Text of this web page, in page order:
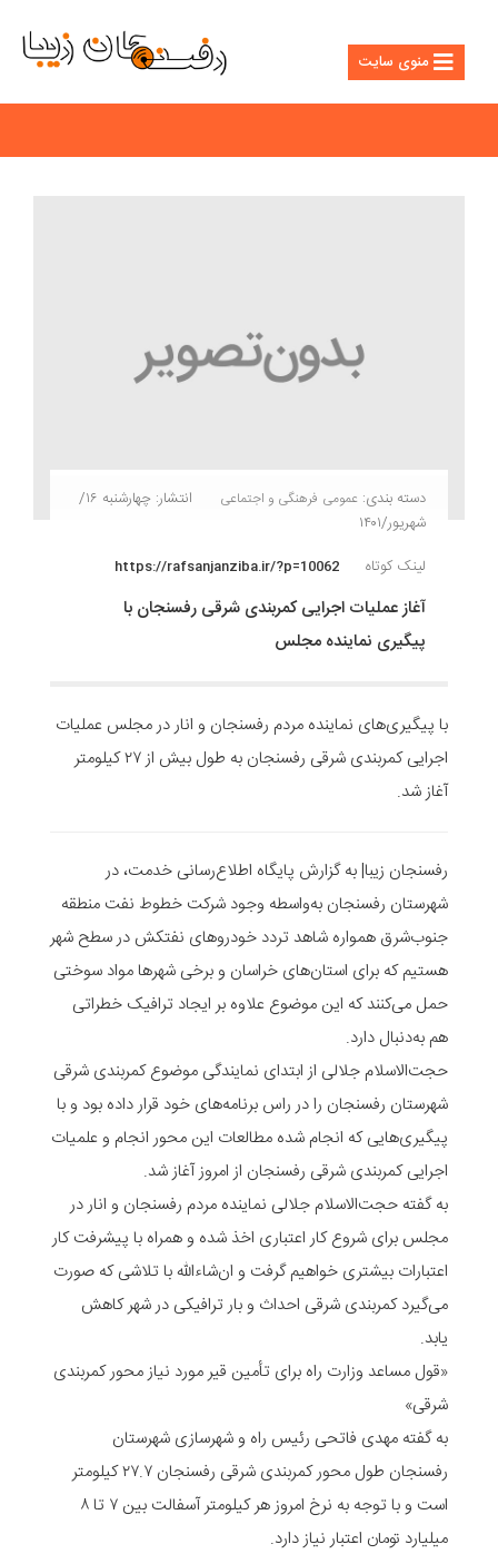
منوی سایت
دسته بندی: عمومی فرهنگی و اجتماعی
انتشار: چهارشنبه ۱۶/
شهریور/۱۴۰۱
لینک کوتاه
https://rafsanjanziba.ir/?p=10062
آغاز عملیات اجرایی کمربندی شرقی رفسنجان با
پیگیری نماینده مجلس
با پیگیری‌های نماینده مردم رفسنجان و انار در مجلس عملیات
اجرایی کمربندی شرقی رفسنجان به‌ طول بیش از ۲۷ کیلومتر
آغاز شد.
رفسنجان زیبا| به گزارش پایگاه اطلاع‌رسانی خدمت، در
شهرستان رفسنجان به‌واسطه وجود شرکت خطوط نفت منطقه
جنوب‌شرق همواره شاهد تردد خودروهای نفتکش در سطح شهر
هستیم که برای استان‌های خراسان و برخی شهرها مواد سوختی
حمل می‌کنند که این موضوع علاوه بر ایجاد ترافیک خطراتی
هم به‌دنبال دارد.
حجت‌الاسلام جلالی از ابتدای نمایندگی موضوع کمربندی شرقی
شهرستان رفسنجان را در راس برنامه‌های خود قرار داده بود و با
پیگیری‌هایی که انجام شده مطالعات این محور انجام و علمیات
اجرایی کمربندی شرقی رفسنجان از امروز آغاز شد.
به گفته حجت‌الاسلام جلالی نماینده مردم رفسنجان و انار در
مجلس برای شروع کار اعتباری اخذ شده و همراه با پیشرفت کار
اعتبارات بیشتری خواهیم گرفت و ان‌شاءالله با تلاشی که صورت
می‌گیرد کمربندی شرقی احداث و بار ترافیکی در شهر کاهش
یابد.
«قول مساعد وزارت راه برای تأمین قیر مورد نیاز محور کمربندی
شرقی»
به گفته مهدی فاتحی رئیس راه و شهرسازی شهرستان
رفسنجان طول محور کمربندی شرقی رفسنجان ۲۷.۷ کیلومتر
است و با توجه به نرخ امروز هر کیلومتر آسفالت بین ۷ تا ۸
میلیارد تومان اعتبار نیاز دارد.